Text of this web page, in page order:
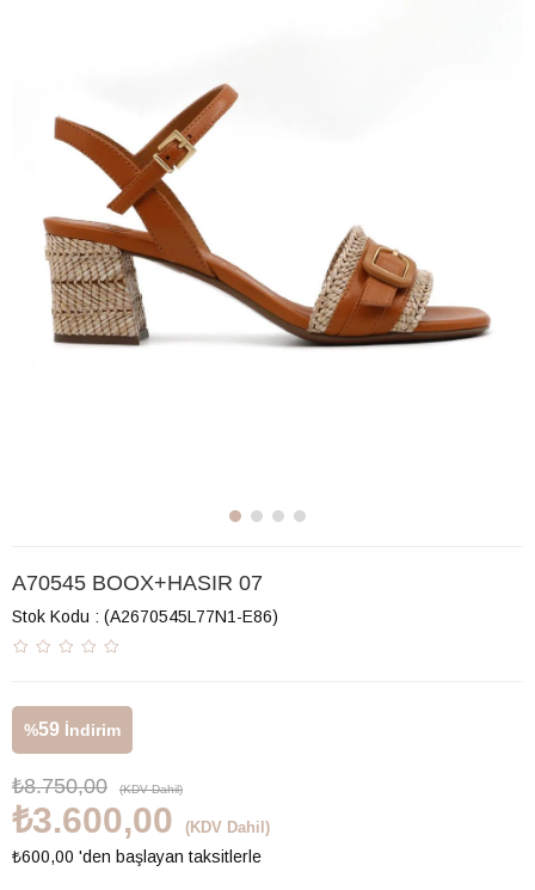
A70545 BOOX+HASIR 07
Stok Kodu (A2670545L77N1-E86)
%59 İndirim
₺8.750,00 (KDV Dahil)
₺3.600,00 (KDV Dahil)
₺600,00 'den başlayan taksitlerle